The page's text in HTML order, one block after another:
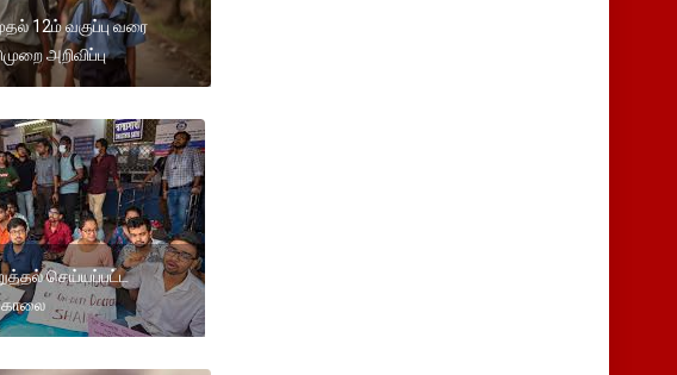
12ம் வகுப்பு வரை
அறிவிப்பு
செய்யப்பட்ட